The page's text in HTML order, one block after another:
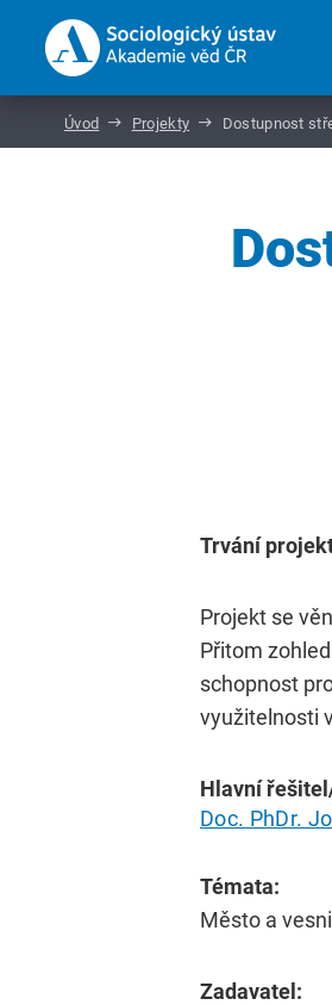
Úvod Projekty Dostupnost
Trvání
Projekt se
Přitom
schopnost
využitelnosti
Hlavní
Doc. PhDr.
Témata:
Město a
Zadavatel: